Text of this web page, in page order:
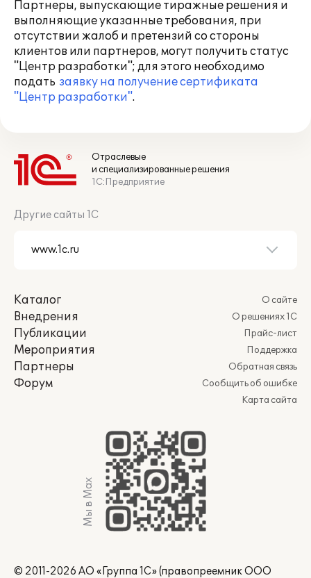
Партнеры, выпускающие тиражные решения и
выполняющие указанные требования, при
отсутствии жалоб и претензий со стороны
клиентов или партнеров, могут получить статус
"Центр разработки"; для этого необходимо
подать заявку на получение сертификата
"Центр разработки".
Отраслевые
и специализированные решения
1С:Предприятие
Другие сайты 1С
Каталог
Внедрения
Публикации
Мероприятия
Партнеры
Форум
О сайте
О решениях 1С
Прайс-лист
Поддержка
Обратная связь
Сообщить об ошибке
Карта сайта
Мы в Max
© 2011-2026 АО «Группа 1С» (правопреемник ООО